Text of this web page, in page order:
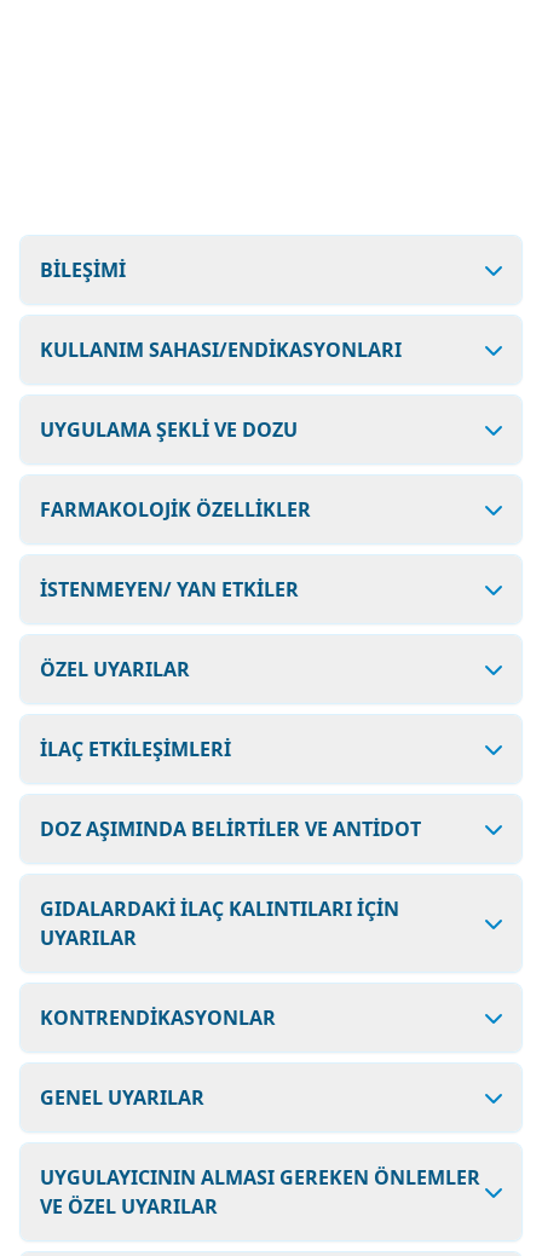
BİLEŞİMİ
KULLANIM SAHASI/ENDİKASYONLARI
UYGULAMA ŞEKLİ VE DOZU
FARMAKOLOJİK ÖZELLİKLER
İSTENMEYEN/ YAN ETKİLER
ÖZEL UYARILAR
İLAÇ ETKİLEŞİMLERİ
DOZ AŞIMINDA BELİRTİLER VE ANTİDOT
GIDALARDAKİ İLAÇ KALINTILARI İÇİN
UYARILAR
KONTRENDİKASYONLAR
GENEL UYARILAR
UYGULAYICININ ALMASI GEREKEN ÖNLEMLER
VE ÖZEL UYARILAR